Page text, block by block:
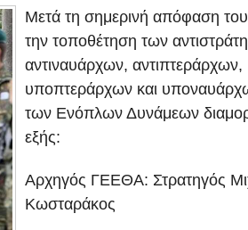
Μετά τη σημερινή απόφαση
την τοποθέτηση των
αντιναυάρχων, αντιπτεράρχων,
υποπτεράρχων και
των Ενόπλων Δυνάμεων
εξής:
Αρχηγός ΓΕΕΘΑ: Στρατηγός
Κωσταράκος